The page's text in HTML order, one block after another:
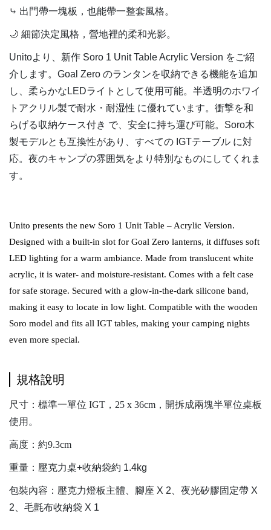
⤷ 出門帶一塊板，也能帶一整套風格。
🌙 細節決定風格，營地裡的柔和光影。
Unitoより、新作 Soro 1 Unit Table Acrylic Version をご紹
介します。Goal Zero のランタンを収納できる機能を追加
し、柔らかなLEDライトとして使用可能。半透明のホワイ
トアクリル製で耐水・耐湿性 に優れています。衝撃を和
らげる収納ケース付き で、安全に持ち運び可能。Soro木
製モデルとも互換性があり、すべての IGTテーブル に対
応。夜のキャンプの雰囲気をより特別なものにしてくれま
す。
Unito presents the new Soro 1 Unit Table – Acrylic Version.
Designed with a built-in slot for Goal Zero lanterns, it diffuses soft
LED lighting for a warm ambiance. Made from translucent white
acrylic, it is water- and moisture-resistant. Comes with a felt case
for safe storage. Secured with a glow-in-the-dark silicone band,
making it easy to locate in low light. Compatible with the wooden
Soro model and fits all IGT tables, making your camping nights
even more special.
規格說明
尺寸：標準一單位 IGT，25 x 36cm，開拆成兩塊半單位桌板
使用。
高度：約9.3cm
重量：壓克力桌+收納袋約 1.4kg
包裝內容：壓克力燈板主體、腳座 X 2、夜光矽膠固定帶 X
2、毛氈布收納袋 X 1